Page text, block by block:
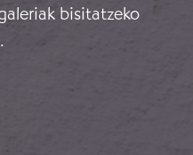
bisitatzeko